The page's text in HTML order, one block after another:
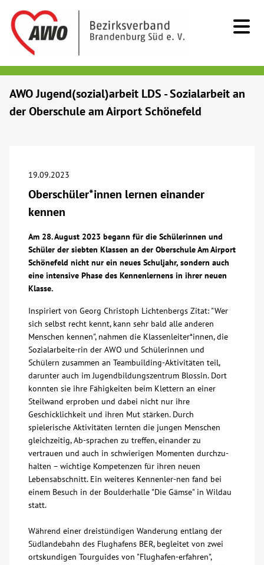
Senioren
Begegnung
Bildung
Über uns
Veranstaltungen
Spenden
Mitmachen
Karriere
Ausbildung
Glossar
Kontakt
AWO Jugend(sozial)arbeit LDS - Sozialarbeit an
der Oberschule am Airport Schönefeld
19.09.2023
Oberschüler*innen lernen einander
kennen
Am 28. August 2023 begann für die Schülerinnen und
Schüler der siebten Klassen an der Oberschule Am Airport
Schönefeld nicht nur ein neues Schuljahr, sondern auch
eine intensive Phase des Kennenlernens in ihrer neuen
Klasse.
Inspiriert von Georg Christoph Lichtenbergs Zitat: "Wer
sich selbst recht kennt, kann sehr bald alle anderen
Menschen kennen", nahmen die Klassenleiter*innen, die
Sozialarbeite-rin der AWO und Schülerinnen und
Schülern zusammen an Teambuilding-Aktivitäten teil,
darunter auch im Jugendbildungszentrum Blossin. Dort
konnten sie ihre Fähigkeiten beim Klettern an einer
Steilwand erproben und dabei nicht nur ihre
Geschicklichkeit und ihren Mut stärken. Durch
spielerische Aktivitäten lernten die jungen Menschen
gleichzeitig, Ab-sprachen zu treffen, einander zu
vertrauen und auch in schwierigen Momenten durchzu-
halten – wichtige Kompetenzen für ihren neuen
Lebensabschnitt. Ein weiteres Kennenler-nen fand bei
einem Besuch in der Boulderhalle "Die Gämse" in Wildau
statt.
Während einer dreistündigen Wanderung entlang der
Südlandebahn des Flughafens BER, begleitet von zwei
ortskundigen Tourguides von "Flughafen-erfahren",